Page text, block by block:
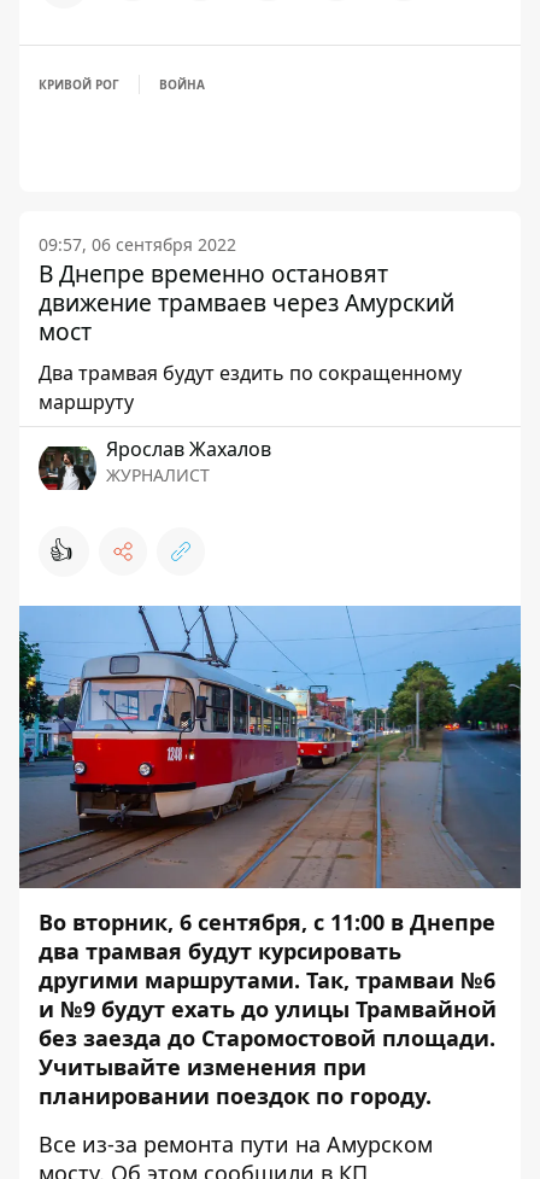
КРИВОЙ РОГ ВОЙНА
09:57, 06 сентября 2022
В Днепре временно остановят
движение трамваев через Амурский
мост
Два трамвая будут ездить по сокращенному
маршруту
Ярослав Жахалов
ЖУРНАЛИСТ
👍
Во вторник, 6 сентября, с 11:00 в Днепре
два трамвая будут курсировать
другими маршрутами. Так, трамваи №6
и №9 будут ехать до улицы Трамвайной
без заезда до Старомостовой площади.
Учитывайте изменения при
планировании поездок по городу.
Все из-за ремонта пути на Амурском
мосту. Об этом сообщили в КП